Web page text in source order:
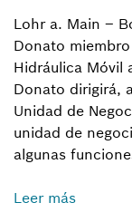
Lohr a. Main –
Donato
Hidráulica Móvil
Donato dirigirá,
Unidad de
unidad de
algunas
Leer más